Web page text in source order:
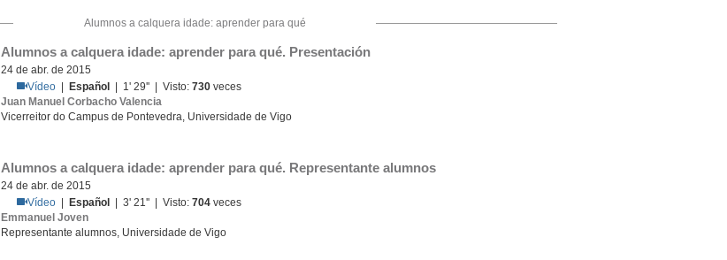
Alumnos a calquera idade: aprender para qué
Alumnos a calquera idade: aprender para qué. Presentación
24 de abr. de 2015
Vídeo
Español | 1' 29'' | Visto:730 veces
Juan Manuel Corbacho Valencia
Vicerreitor do Campus de Pontevedra, Universidade de Vigo
Alumnos a calquera idade: aprender para qué. Representante alumnos
24 de abr. de 2015
Vídeo
Español | 3' 21'' | Visto:704 veces
Emmanuel Joven
Representante alumnos, Universidade de Vigo